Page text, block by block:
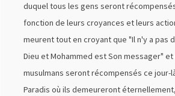
duquel tous les gens seront
fonction de leurs croyances et leurs
meurent tout en croyant que "Il n'y a pas
Dieu et Mohammed est Son messager"
musulmans seront récompensés ce jour-
Paradis où ils demeureront